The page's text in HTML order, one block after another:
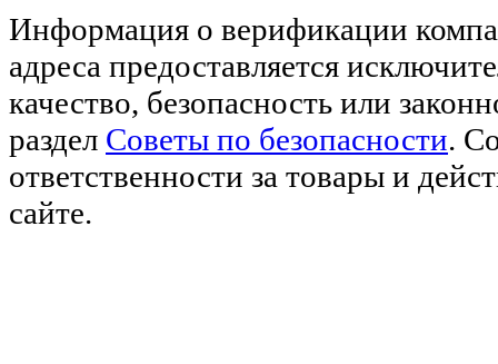
Информация о верификации
адреса предоставляется
качество, безопасность или
раздел Советы по безопасности.
ответственности за товары и
сайте.